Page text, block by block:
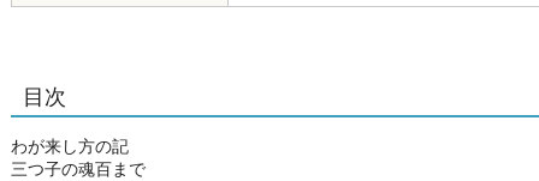
目次
わが来し方の記
三つ子の魂百まで